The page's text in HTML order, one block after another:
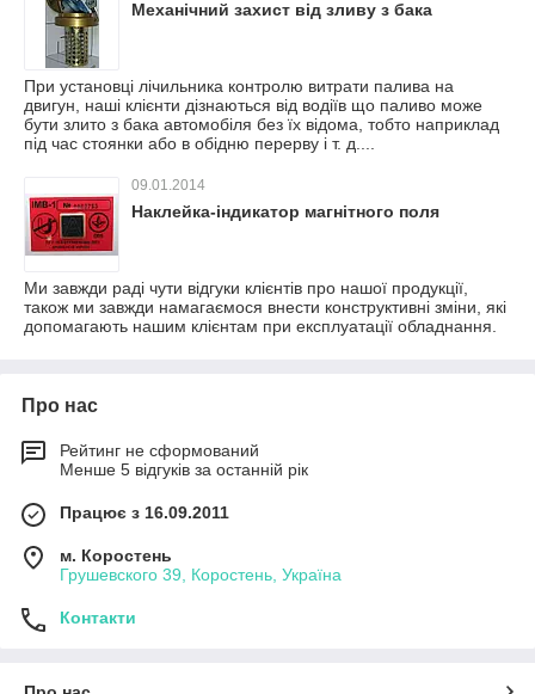
Механічний захист від зливу з бака
При установці лічильника контролю витрати палива на
двигун, наші клієнти дізнаються від водіїв що паливо може
бути злито з бака автомобіля без їх відома, тобто наприклад
під час стоянки або в обідню перерву і т. д....
09.01.2014
Наклейка-індикатор магнітного поля
Ми завжди раді чути відгуки клієнтів про нашої продукції,
також ми завжди намагаємося внести конструктивні зміни, які
допомагають нашим клієнтам при експлуатації обладнання.
Про нас
Рейтинг не сформований
Менше 5 відгуків за останній рік
Працює з 16.09.2011
м. Коростень
Грушевского 39, Коростень, Україна
Контакти